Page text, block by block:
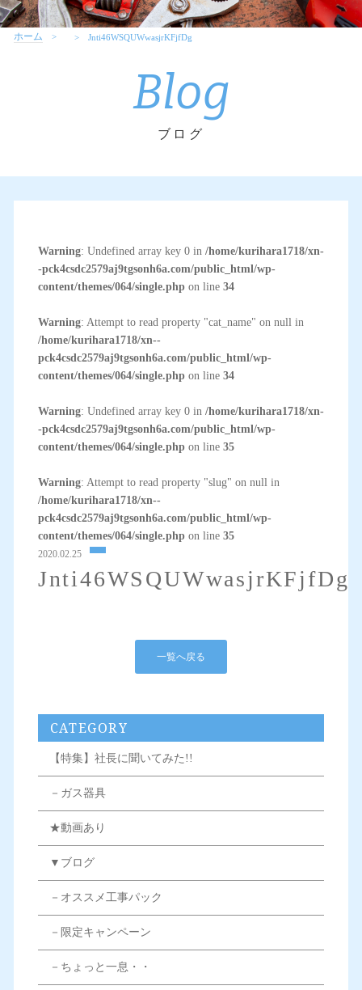
ホーム Jnti46WSQUWwasjrKFjfDg
Blog
ブログ
Warning: Undefined array key 0 in /home/kurihara1718/xn-
-pck4csdc2579aj9tgsonh6a.com/public_html/wp-
content/themes/064/single.phpon line 34
Warning: Attempt to read property "cat_name" on null in
/home/kurihara1718/xn--
pck4csdc2579aj9tgsonh6a.com/public_html/wp-
content/themes/064/single.phpon line 34
Warning: Undefined array key 0 in /home/kurihara1718/xn-
-pck4csdc2579aj9tgsonh6a.com/public_html/wp-
content/themes/064/single.phpon line 35
Warning: Attempt to read property "slug" on null in
/home/kurihara1718/xn--
pck4csdc2579aj9tgsonh6a.com/public_html/wp-
content/themes/064/single.phpon line 35
2020.02.25
Jnti46WSQUWwasjrKFjfDg
一覧へ戻る
CATEGORY
【特集】社長に聞いてみた!!
－ガス器具
★動画あり
▼ブログ
－オススメ工事パック
－限定キャンペーン
－ちょっと一息・・